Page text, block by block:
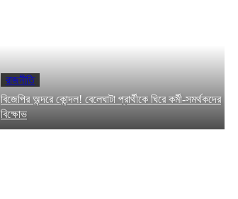
রাজনীতি
বিজেপির অন্দরে কোন্দল! বেলেঘাটা প্রার্থীকে ঘিরে কর্মী-সমর্থকদের
বিক্ষোভ